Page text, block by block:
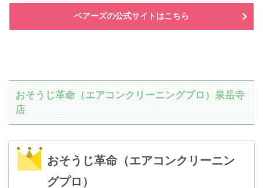
ベアーズの公式サイトはこちら
おそうじ革命（エアコンクリーニングプロ）泉岳寺
店
おそうじ革命（エアコンクリーニン
グプロ）